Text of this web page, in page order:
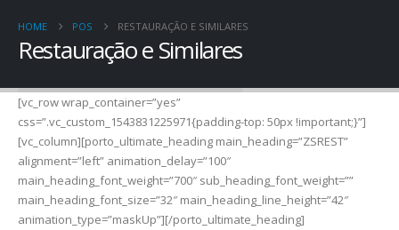
HOME POS RESTAURAÇÃO E SIMILARES
Restauração e Similares
[vc_row wrap_container=”yes”
css=”.vc_custom_1543831225971{padding-top: 50px !important;}”]
[vc_column][porto_ultimate_heading main_heading=”ZSREST”
alignment=”left” animation_delay=”100″
main_heading_font_weight=”700″ sub_heading_font_weight=””
main_heading_font_size=”32″ main_heading_line_height=”42″
animation_type=”maskUp”][/porto_ultimate_heading]